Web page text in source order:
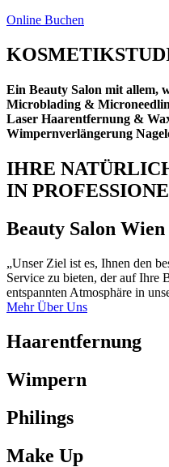
Online Buchen
Ein Beauty Salon mit allem,
Microblading &
Laser Haarentfernung &
Wimpernverlängerung
IHRE
IN
Beauty Salon Wien
„Unser Ziel ist es, Ihnen den
Service zu bieten, der auf Ihre
entspannten Atmosphäre in
Mehr Über Uns
Haarentfernung
Wimpern
Philings
Make Up